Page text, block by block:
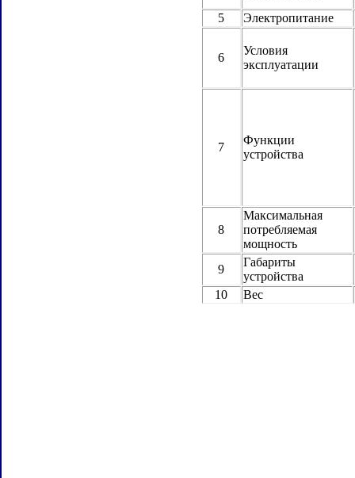
5
Электропитание
6
Условия
эксплуатации
7
Функции
устройства
8
Максимальная
потребляемая
мощность
9
Габариты
устройства
10
Вес